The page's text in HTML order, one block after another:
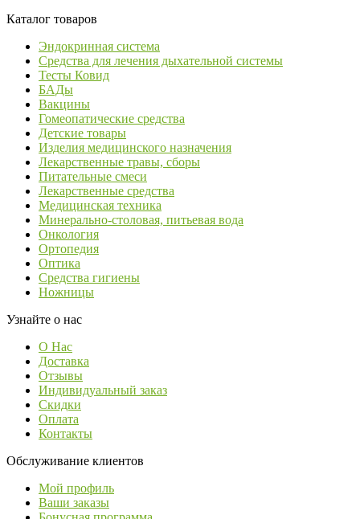
Каталог товаров
Эндокринная система
Средства для лечения дыхательной системы
Тесты Ковид
БАДы
Вакцины
Гомеопатические средства
Детские товары
Изделия медицинского назначения
Лекарственные травы, сборы
Питательные смеси
Лекарственные средства
Медицинская техника
Минерально-столовая, питьевая вода
Онкология
Ортопедия
Оптика
Средства гигиены
Ножницы
Узнайте о нас
О Нас
Доставка
Отзывы
Индивидуальный заказ
Скидки
Оплата
Контакты
Обслуживание клиентов
Мой профиль
Ваши заказы